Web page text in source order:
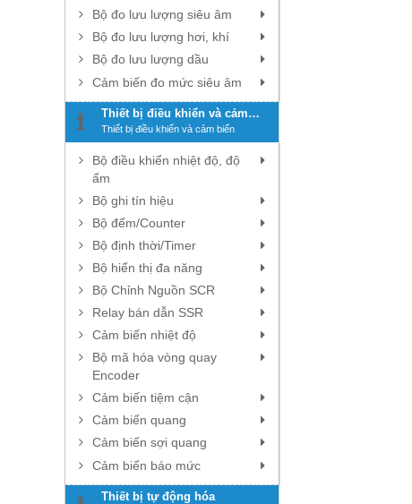
Bộ đo lưu lượng siêu âm
Bộ đo lưu lượng hơi, khí
Bộ đo lưu lượng dầu
Cảm biến đo mức siêu âm
Thiết bị điều khiển và cảm
biến
Thiết bị điều khiển và cảm biến
Bộ điều khiển nhiệt độ, độ
ẩm
Bộ ghi tín hiệu
Bộ đếm/Counter
Bộ định thời/Timer
Bộ hiển thị đa năng
Bộ Chỉnh Nguồn SCR
Relay bán dẫn SSR
Cảm biến nhiệt độ
Bộ mã hóa vòng quay
Encoder
Cảm biến tiệm cận
Cảm biến quang
Cảm biến sợi quang
Cảm biến báo mức
Thiết bị tự động hóa